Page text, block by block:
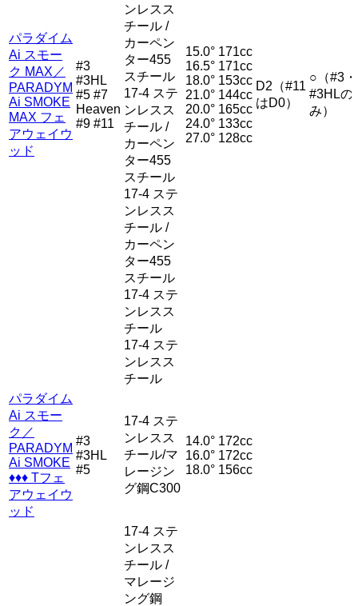
パラダイム
Ai スモー
ク MAX／
PARADYM
Ai SMOKE
MAX フェ
アウェイウ
ッド
#3
#3HL
#5 #7
Heaven
#9 #11
ンレスス
チール /
カーペン
ター455
スチール
17-4 ステ
ンレスス
チール /
カーペン
ター455
スチール
17-4 ステ
ンレスス
チール /
カーペン
ター455
スチール
17-4 ステ
ンレスス
チール
17-4 ステ
ンレスス
チール
15.0°
16.5°
18.0°
21.0°
20.0°
24.0°
27.0°
171cc
171cc
153cc
144cc
165cc
133cc
128cc
D2（#11
はD0）
○（#3・
#3HLの
み）
パラダイム
Ai スモー
ク／
PARADYM
Ai SMOKE
♦♦♦ Tフェ
アウェイウ
ッド
#3
#3HL
#5
17-4 ステ
ンレスス
チール/マ
レージン
グ鋼C300
14.0°
16.0°
18.0°
172cc
172cc
156cc
17-4 ステ
ンレスス
チール /
マレージ
ング鋼